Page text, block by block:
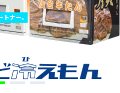
ナー。